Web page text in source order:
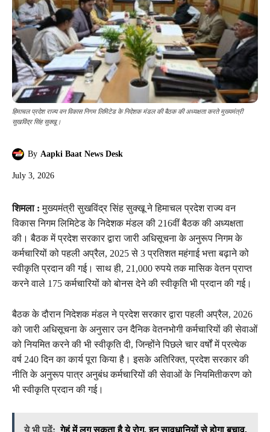
हिमाचल प्रदेश राज्य वन विकास निगम लिमिटेड के निदेशक मंडल की बैठक की अध्यक्षता करते मुख्यमंत्री
सुखविंद्र सिंह सुक्खू।
By Aapki Baat News Desk
July 3, 2026
शिमला : मुख्यमंत्री सुखविंद्र सिंह सुक्खू ने हिमाचल प्रदेश राज्य वन
विकास निगम लिमिटेड के निदेशक मंडल की 216वीं बैठक की अध्यक्षता
की। बैठक में प्रदेश सरकार द्वारा जारी अधिसूचना के अनुरूप निगम के
कर्मचारियों को पहली अप्रैल, 2025 से 3 प्रतिशत महंगाई भत्ता बढ़ाने को
स्वीकृति प्रदान की गई। साथ ही, 21,000 रुपये तक मासिक वेतन प्राप्त
करने वाले 175 कर्मचारियों को बोनस देने की स्वीकृति भी प्रदान की गई।
बैठक के दौरान निदेशक मंडल ने प्रदेश सरकार द्वारा पहली अप्रैल, 2026
को जारी अधिसूचना के अनुसार उन दैनिक वेतनभोगी कर्मचारियों की सेवाओं
को नियमित करने की भी स्वीकृति दी, जिन्होंने पिछले चार वर्षों में प्रत्येक
वर्ष 240 दिन का कार्य पूरा किया है। इसके अतिरिक्त, प्रदेश सरकार की
नीति के अनुरूप पात्र अनुबंध कर्मचारियों की सेवाओं के नियमितीकरण को
भी स्वीकृति प्रदान की गई।
ये भी पढ़ें: गेहूं में लग सकता है ये रोग, इन सावधानियों से होगा बचाव,